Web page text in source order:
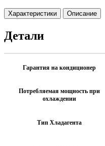
Характеристики Описание
Детали
Гарантия на кондиционер
Потребляемая мощность при
охлаждении
Тип Хладагента